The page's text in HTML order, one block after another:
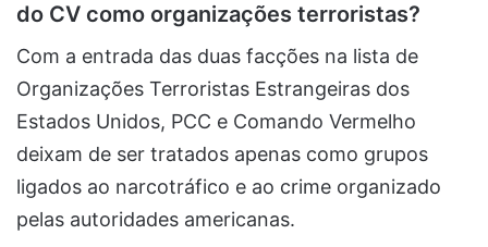
do CV como organizações terroristas?
Com a entrada das duas facções na lista de
Organizações Terroristas Estrangeiras dos
Estados Unidos, PCC e Comando Vermelho
deixam de ser tratados apenas como grupos
ligados ao narcotráfico e ao crime organizado
pelas autoridades americanas.